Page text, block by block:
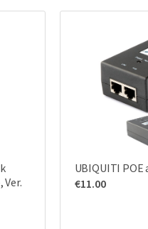
UBIQUITI POE
€11.00